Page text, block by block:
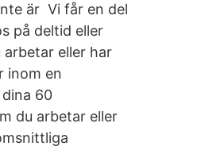
är Vi får en del
på deltid eller
eller har
inom en
60
du arbetar eller